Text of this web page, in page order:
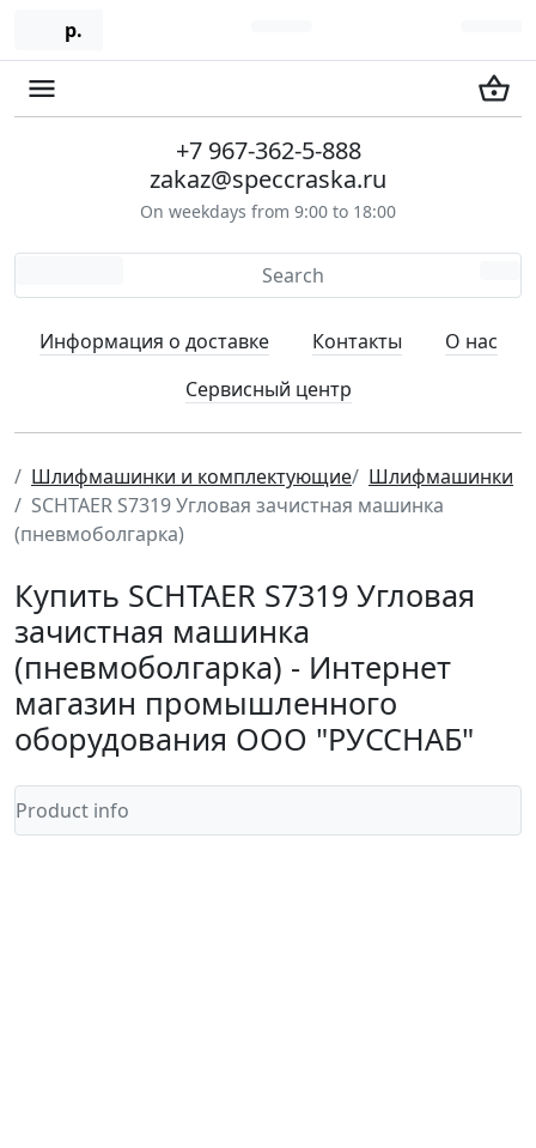
р.
+7 967-362-5-888
zakaz@speccraska.ru
On weekdays from 9:00 to 18:00
Информация о доставке Контакты
О нас
Сервисный центр
Шлифмашинки и комплектующие
Шлифмашинки
SCHTAER S7319 Угловая зачистная машинка
(пневмоболгарка)
Купить SCHTAER S7319 Угловая
зачистная машинка
(пневмоболгарка) - Интернет
магазин промышленного
оборудования ООО "РУССНАБ"
Product info